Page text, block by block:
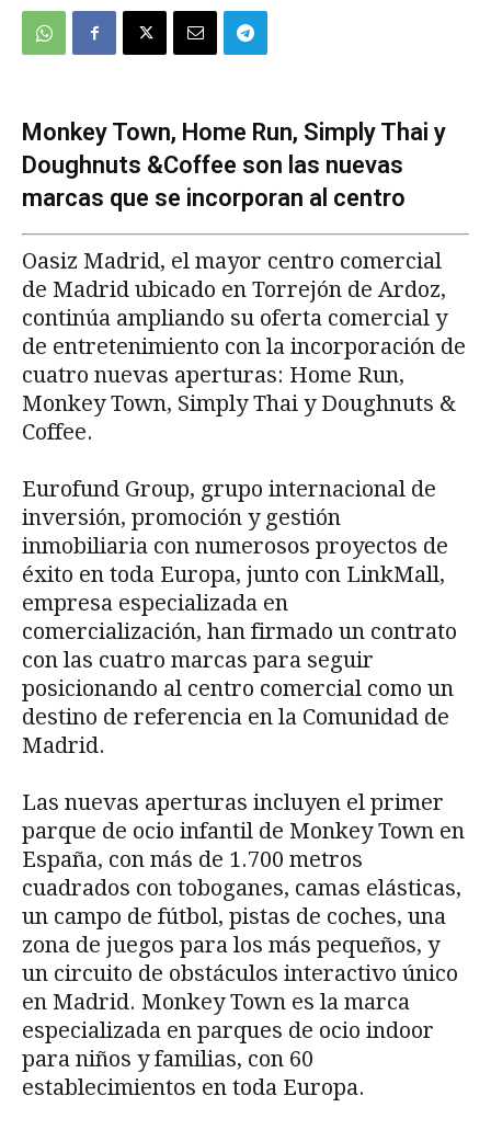
Monkey Town, Home Run, Simply Thai y
Doughnuts &Coffee son las nuevas
marcas que se incorporan al centro
Oasiz Madrid, el mayor centro comercial
de Madrid ubicado en Torrejón de Ardoz,
continúa ampliando su oferta comercial y
de entretenimiento con la incorporación de
cuatro nuevas aperturas: Home Run,
Monkey Town, Simply Thai y Doughnuts &
Coffee.
Eurofund Group, grupo internacional de
inversión, promoción y gestión
inmobiliaria con numerosos proyectos de
éxito en toda Europa, junto con LinkMall,
empresa especializada en
comercialización, han firmado un contrato
con las cuatro marcas para seguir
posicionando al centro comercial como un
destino de referencia en la Comunidad de
Madrid.
Las nuevas aperturas incluyen el primer
parque de ocio infantil de Monkey Town en
España, con más de 1.700 metros
cuadrados con toboganes, camas elásticas,
un campo de fútbol, pistas de coches, una
zona de juegos para los más pequeños, y
un circuito de obstáculos interactivo único
en Madrid. Monkey Town es la marca
especializada en parques de ocio indoor
para niños y familias, con 60
establecimientos en toda Europa.